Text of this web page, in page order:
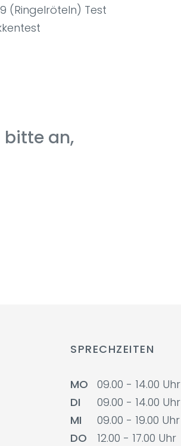
(Ringelröteln) Test
bitte an,
SPRECHZEITEN
MO
09.00 - 14.00 Uhr
DI
09.00 - 14.00 Uhr
MI
09.00 - 19.00 Uhr
DO
12.00 - 17.00 Uhr